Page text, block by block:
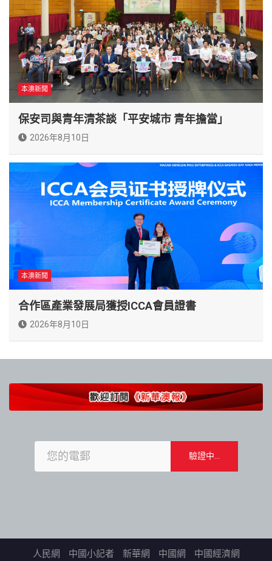
本澳新聞
保安司與青年清茶談「平安城市 青年擔當」
2026年8月10日
本澳新聞
合作區產業發展局獲授ICCA會員證書
2026年8月10日
人民網 中國小記者 新華網 中國網 中國經濟網